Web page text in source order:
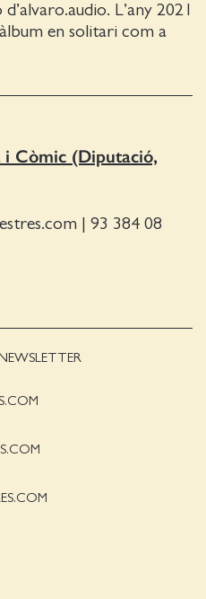
L’any 2021
en solitari com a
i Còmic (Diputació,
93 384 08